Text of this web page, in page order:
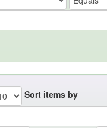
Sort items by